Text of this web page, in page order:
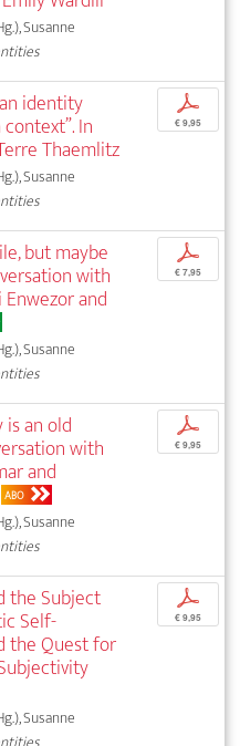
Susanne
identity
In
Thaemlitz
Susanne
p
€ 9,95
but maybe
with
and
Susanne
p
€ 7,95
is an old
with
and
ABO
Susanne
p
€ 9,95
the Subject
Self-
the Quest for
Susanne
p
€ 9,95